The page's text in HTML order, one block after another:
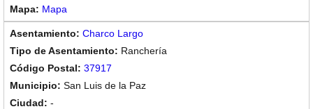
Mapa
Charco Largo
Ranchería
37917
San Luis de la Paz
-